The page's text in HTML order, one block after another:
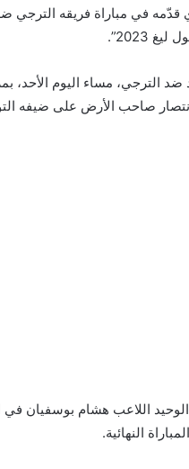
في مباراة فريقه الترجي
2023”.
ضد الترجي، مساء اليوم
صاحب الأرض على ضيفه
النهائية.